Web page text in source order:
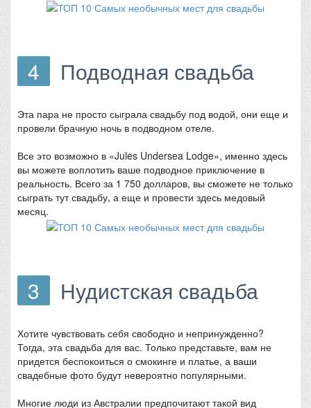
4 Подводная свадьба
Эта пара не просто сыграла свадьбу под водой, они еще и
провели брачную ночь в подводном отеле.
Все это возможно в «Jules Undersea Lodge», именно здесь
вы можете воплотить ваше подводное приключение в
реальность. Всего за 1 750 долларов, вы сможете не только
сыграть тут свадьбу, а еще и провести здесь медовый
месяц.
3 Нудистская свадьба
Хотите чувствовать себя свободно и непринужденно?
Тогда, эта свадьба для вас. Только представьте, вам не
придется беспокоиться о смокинге и платье, а ваши
свадебные фото будут невероятно популярными.
Многие люди из Австралии предпочитают такой вид